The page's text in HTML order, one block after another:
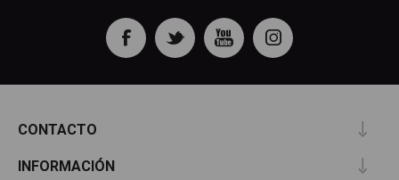
CONTACTO
INFORMACIÓN